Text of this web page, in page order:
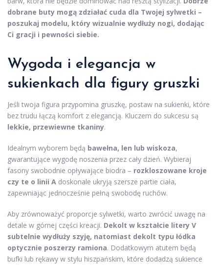
dobrane buty mogą zdziałać cuda dla Twojej sylwetki –
poszukaj modelu, który wizualnie wydłuży nogi, dodając
Ci gracji i pewności siebie.
Wygoda i elegancja w
sukienkach dla figury gruszki
Jeśli twoja figura przypomina gruszkę, postaw na sukienki, które
bez trudu łączą komfort z elegancją. Kluczem do sukcesu są
lekkie, przewiewne tkaniny.
Idealnym wyborem będą bawełna, len lub wiskoza,
gwarantujące wygodę noszenia przez cały dzień. Wybieraj
fasony swobodnie opływające biodra – rozkloszowane kroje
czy te o linii A doskonale ukryją szersze partie ciała,
zapewniając jednocześnie pełną swobodę ruchów.
Aby zrównoważyć proporcje sylwetki, warto zwrócić uwagę na
detale w górnej części kreacji. Dekolt w kształcie litery V
subtelnie wydłuży szyję, natomiast dekolt typu łódka
optycznie poszerzy ramiona. Dodatkowym atutem będą
bufki lub rękawy w stylu hiszpańskim, które dodadzą sukience